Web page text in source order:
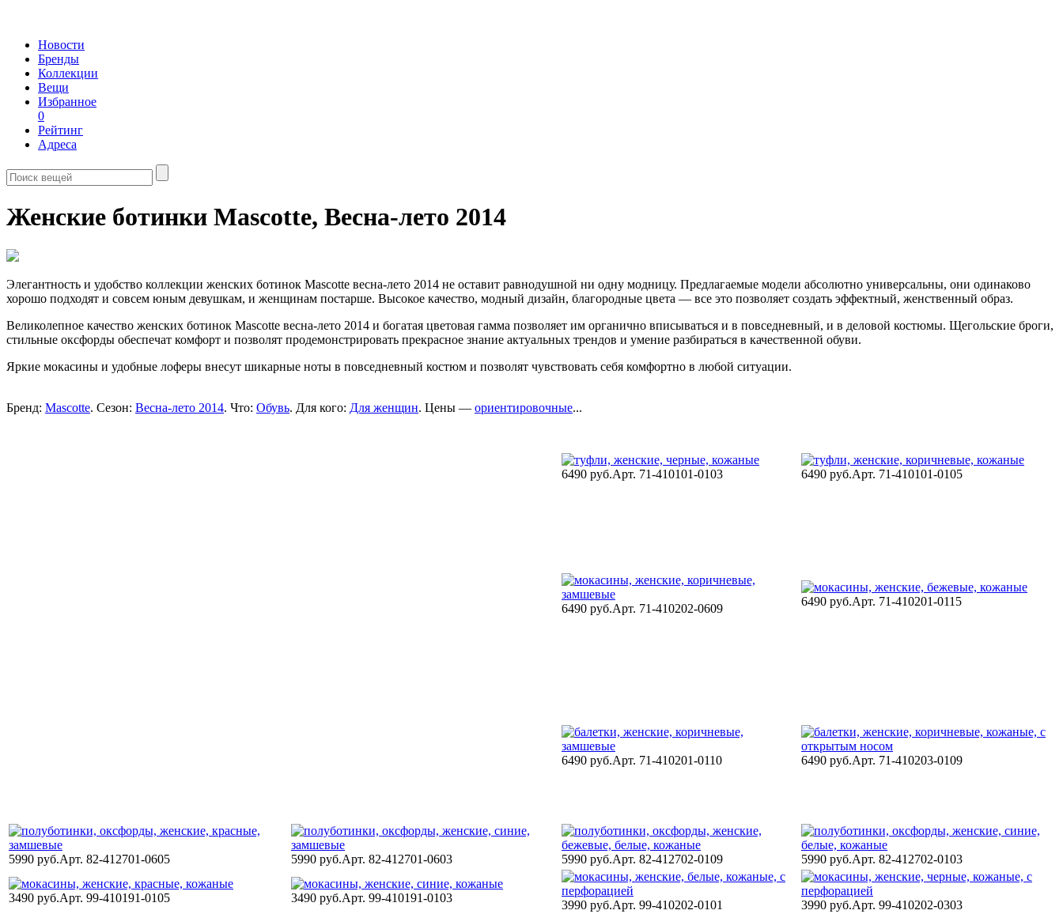
Новости
Бренды
Коллекции
Вещи
Избранное
0
Рейтинг
Адреса
Женские ботинки Mascotte, Весна-лето 2014
Элегантность и удобство коллекции женских ботинок Mascotte весна-лето 2014 не оставит равнодушной ни одну модницу. Предлагаемые модели абсолютно универсальны, они одинаково
хорошо подходят и совсем юным девушкам, и женщинам постарше. Высокое качество, модный дизайн, благородные цвета — все это позволяет создать эффектный, женственный образ.
Великолепное качество женских ботинок Mascotte весна-лето 2014 и богатая цветовая гамма позволяет им органично вписываться и в повседневный, и в деловой костюмы. Щегольские броги,
стильные оксфорды обеспечат комфорт и позволят продемонстрировать прекрасное знание актуальных трендов и умение разбираться в качественной обуви.
Яркие мокасины и удобные лоферы внесут шикарные ноты в повседневный костюм и позволят чувствовать себя комфортно в любой ситуации.
Бренд: Mascotte. Сезон: Весна-лето 2014. Что: Обувь. Для кого: Для женщин. Цены — ориентировочные...
6490 руб.Арт. 71-410101-0103 6490 руб.Арт. 71-410101-0105
6490 руб.Арт. 71-410202-0609
6490 руб.Арт. 71-410201-0115
6490 руб.Арт. 71-410201-0110 6490 руб.Арт. 71-410203-0109
5990 руб.Арт. 82-412701-0605 5990 руб.Арт. 82-412701-0603 5990 руб.Арт. 82-412702-0109 5990 руб.Арт. 82-412702-0103
3490 руб.Арт. 99-410191-0105 3490 руб.Арт. 99-410191-0103
3990 руб.Арт. 99-410202-0101 3990 руб.Арт. 99-410202-0303